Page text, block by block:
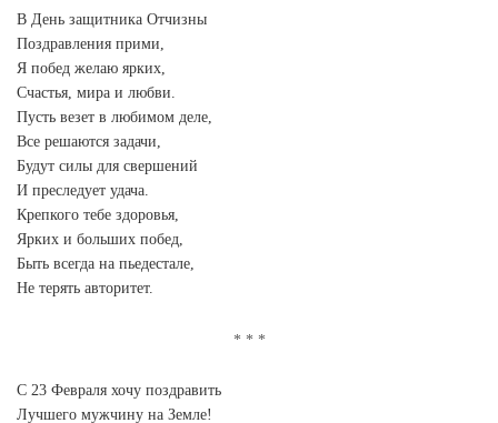
В День защитника Отчизны
Поздравления прими,
Я побед желаю ярких,
Счастья, мира и любви.
Пусть везет в любимом деле,
Все решаются задачи,
Будут силы для свершений
И преследует удача.
Крепкого тебе здоровья,
Ярких и больших побед,
Быть всегда на пьедестале,
Не терять авторитет.
С 23 Февраля хочу поздравить
Лучшего мужчину на Земле!